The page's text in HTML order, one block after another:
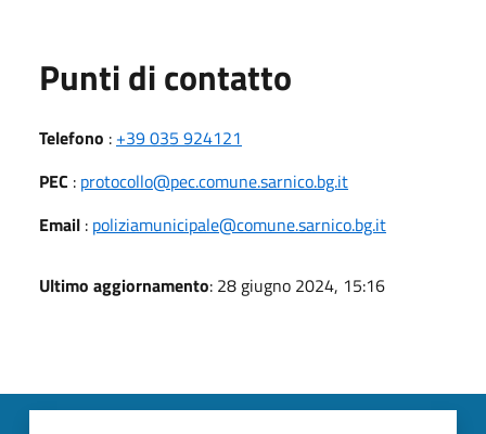
Punti di contatto
Telefono : +39 035 924121
PEC : protocollo@pec.comune.sarnico.bg.it
Email : poliziamunicipale@comune.sarnico.bg.it
Ultimo aggiornamento: 28 giugno 2024, 15:16